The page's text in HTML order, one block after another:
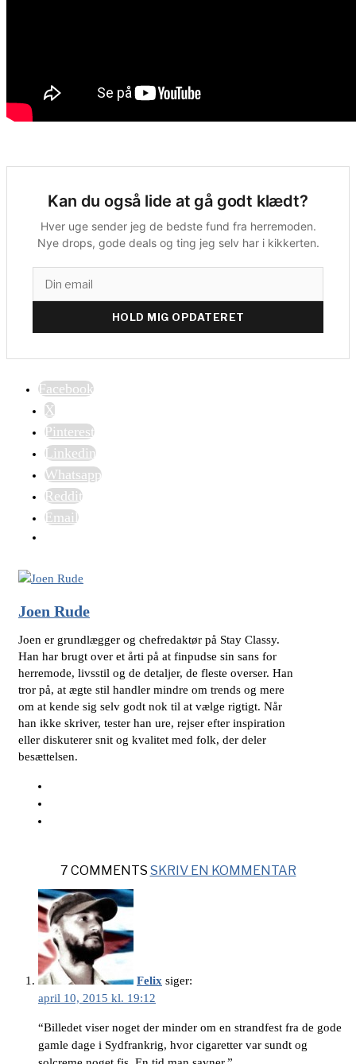
Kan du også lide at gå godt klædt?
Hver uge sender jeg de bedste fund fra herremoden.
Nye drops, gode deals og ting jeg selv har i kikkerten.
HOLD MIG OPDATERET
Facebook
X
Pinterest
Linkedin
Whatsapp
Reddit
Email
Joen Rude
Joen er grundlægger og chefredaktør på Stay Classy.
Han har brugt over et årti på at finpudse sin sans for
herremode, livsstil og de detaljer, de fleste overser. Han
tror på, at ægte stil handler mindre om trends og mere
om at kende sig selv godt nok til at vælge rigtigt. Når
han ikke skriver, tester han ure, rejser efter inspiration
eller diskuterer snit og kvalitet med folk, der deler
besættelsen.
7 COMMENTS SKRIV EN KOMMENTAR
Felix siger:
april 10, 2015 kl. 19:12
“Billedet viser noget der minder om en strandfest fra de gode
gamle dage i Sydfrankrig, hvor cigaretter var sundt og